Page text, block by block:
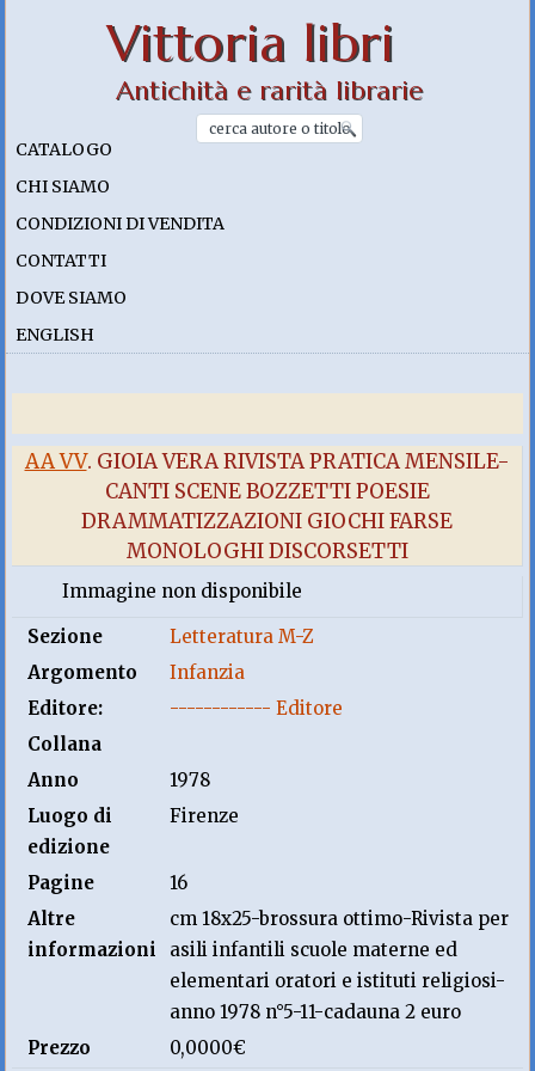
Vittoria libri
Antichità e rarità librarie
CATALOGO
CHI SIAMO
CONDIZIONI DI VENDITA
CONTATTI
DOVE SIAMO
ENGLISH
AA VV. GIOIA VERA RIVISTA PRATICA MENSILE-
CANTI SCENE BOZZETTI POESIE
DRAMMATIZZAZIONI GIOCHI FARSE
MONOLOGHI DISCORSETTI
Immagine non disponibile
Sezione
Letteratura M-Z
Argomento
Infanzia
Editore:
------------ Editore
Collana
Anno
1978
Luogo di
edizione
Firenze
Pagine
16
Altre
informazioni
cm 18x25-brossura ottimo-Rivista per
asili infantili scuole materne ed
elementari oratori e istituti religiosi-
anno 1978 n°5-11-cadauna 2 euro
Prezzo
0,0000€